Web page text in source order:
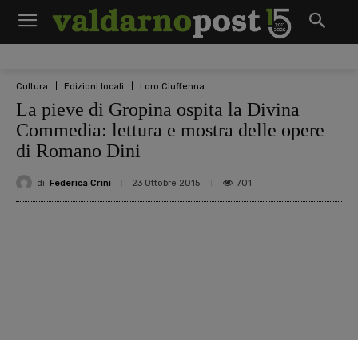
Cultura Edizioni locali Loro Ciuffenna
La pieve di Gropina ospita la Divina
Commedia: lettura e mostra delle opere
di Romano Dini
di Federica Crini 23 Ottobre 2015 701